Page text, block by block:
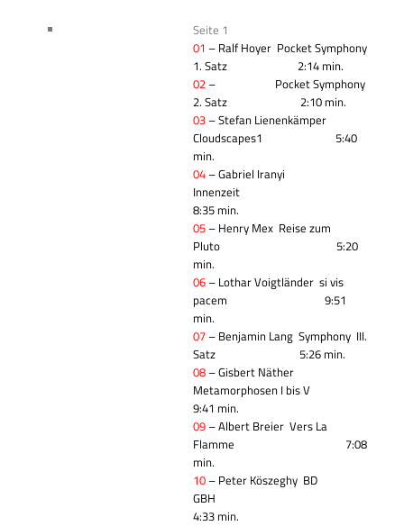
Seite 1
01 – Ralf Hoyer Pocket Symphony
1. Satz 2:14 min.
02– Pocket Symphony
2. Satz 2:10 min.
03– Stefan Lienenkämper
Cloudscapes1 5:40
min.
04– Gabriel Iranyi
Innenzeit
8:35 min.
05– Henry Mex Reise zum
Pluto 5:20
min.
06– Lothar Voigtländersi vis
pacem 9:51
min.
07– Benjamin LangSymphony III.
Satz 5:26 min.
08–Gisbert Näther
Metamorphosen I bis V
9:41 min.
09– Albert BreierVers La
Flamme 7:08
min.
10– Peter Köszeghy BD
GBH
4:33 min.